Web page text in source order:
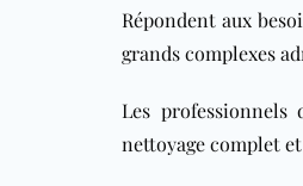
Répondent aux
grands complexes
Les professionnels
nettoyage complet